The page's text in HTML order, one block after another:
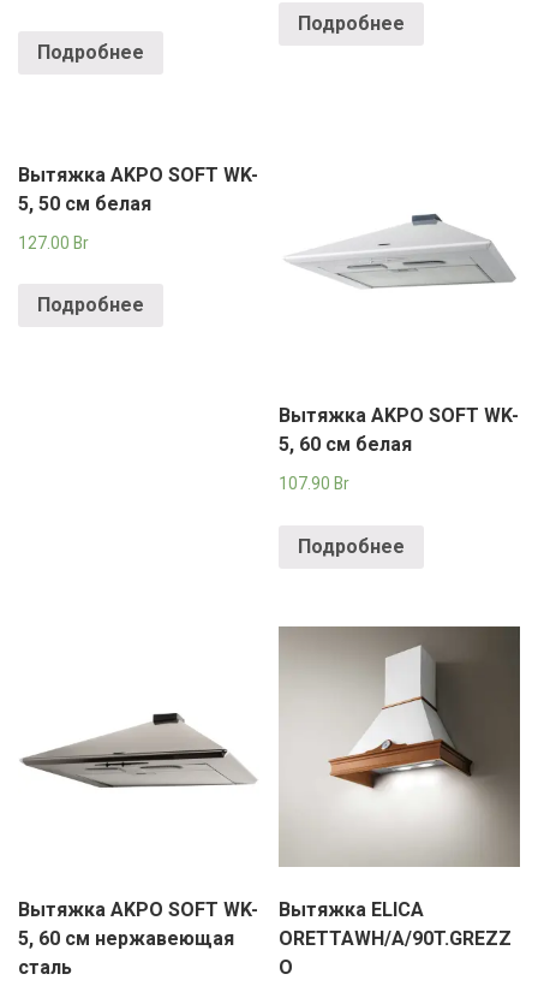
Подробнее
Подробнее
Вытяжка AKPO SOFT WK-
5, 50 см белая
127.00 Br
Подробнее
Вытяжка AKPO SOFT WK-
5, 60 см белая
107.90 Br
Подробнее
Вытяжка AKPO SOFT WK-
5, 60 см нержавеющая
сталь
Вытяжка ELICA
ORETTAWH/A/90T.GREZZ
O